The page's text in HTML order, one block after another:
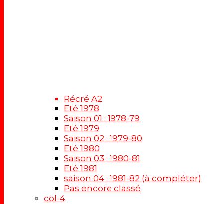
Récré A2
Eté 1978
Saison 01 : 1978-79
Eté 1979
Saison 02 : 1979-80
Eté 1980
Saison 03 : 1980-81
Eté 1981
saison 04 : 1981-82 (à compléter)
Pas encore classé
col-4